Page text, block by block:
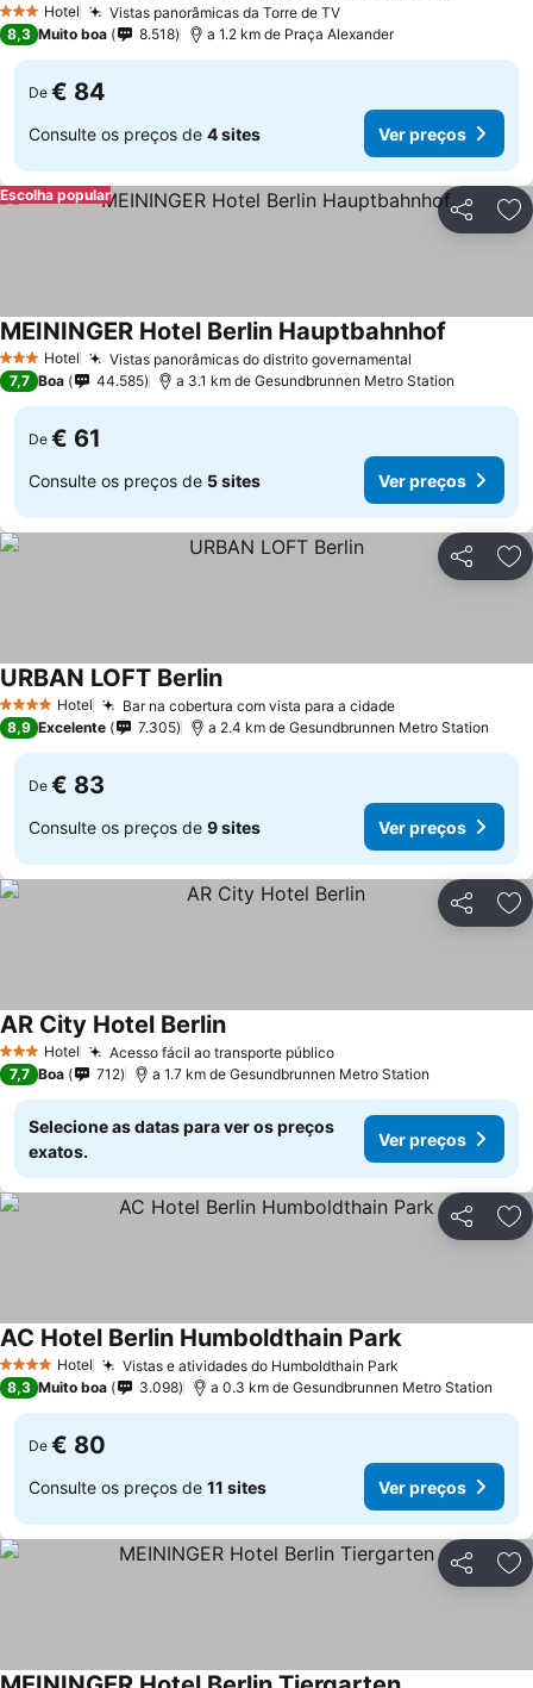
3 EstrelasHotel Vistas panorâmicas da Torre de TV
8,3 Muito boa 8.518 a 1.2 km de Praça Alexander
De € 84
Consulte os preços de 4 sites Ver preços
Partilhar
Escolha popular
3 EstrelasHotel Vistas panorâmicas do distrito governamental
MEININGER Hotel Berlin Hauptbahnhof
7,7 Boa 44.585 a 3.1 km de Gesundbrunnen Metro Station
De € 61
Consulte os preços de 5 sites Ver preços
Partilhar
4 EstrelasHotel Bar na cobertura com vista para a cidade
URBAN LOFT Berlin
8,9 Excelente 7.305 a 2.4 km de Gesundbrunnen Metro Station
De € 83
Consulte os preços de 9 sites Ver preços
Partilhar
3 EstrelasHotel Acesso fácil ao transporte público
AR City Hotel Berlin
7,7 Boa 712 a 1.7 km de Gesundbrunnen Metro Station
Selecione as datas para ver os preços
exatos.
Ver preços
Partilhar
4 EstrelasHotel Vistas e atividades do Humboldthain Park
AC Hotel Berlin Humboldthain Park
8,3 Muito boa 3.098 a 0.3 km de Gesundbrunnen Metro Station
De € 80
Consulte os preços de 11 sites Ver preços
Partilhar